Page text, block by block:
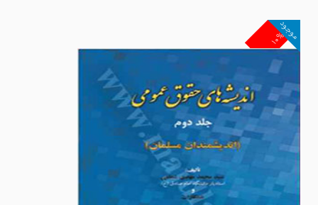
۱۰%
موجود